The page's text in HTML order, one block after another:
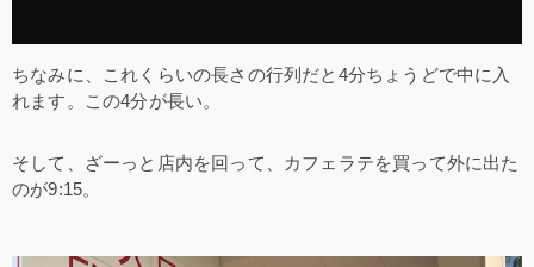
ちなみに、これくらいの長さの行列だと4分ちょうどで中に入
れます。この4分が長い。
そして、ざーっと店内を回って、カフェラテを買って外に出た
のが9:15。